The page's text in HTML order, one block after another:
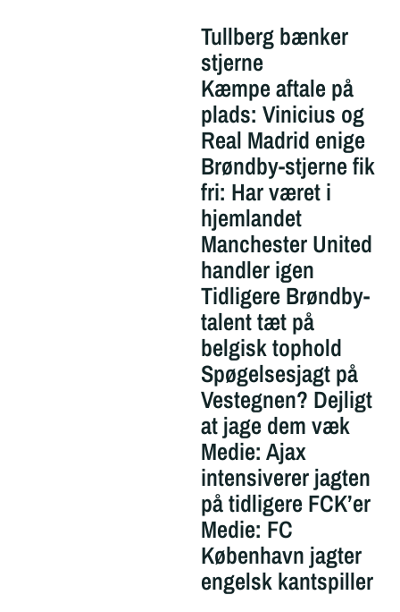
Tullberg bænker
stjerne
Kæmpe aftale på
plads: Vinicius og
Real Madrid enige
Brøndby-stjerne fik
fri: Har været i
hjemlandet
Manchester United
handler igen
Tidligere Brøndby-
talent tæt på
belgisk tophold
Spøgelsesjagt på
Vestegnen? Dejligt
at jage dem væk
Medie: Ajax
intensiverer jagten
på tidligere FCK’er
Medie: FC
København jagter
engelsk kantspiller